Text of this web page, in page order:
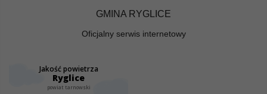
GMINA RYGLICE
Oficjalny serwis internetowy